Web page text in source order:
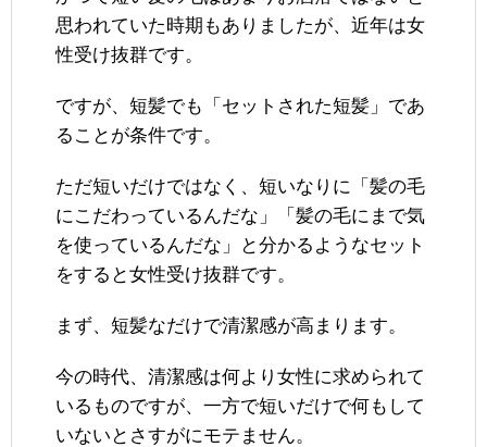
思われていた時期もありましたが、近年は女
性受け抜群です。
ですが、短髪でも「セットされた短髪」であ
ることが条件です。
ただ短いだけではなく、短いなりに「髪の毛
にこだわっているんだな」「髪の毛にまで気
を使っているんだな」と分かるようなセット
をすると女性受け抜群です。
まず、短髪なだけで清潔感が高まります。
今の時代、清潔感は何より女性に求められて
いるものですが、一方で短いだけで何もして
いないとさすがにモテません。